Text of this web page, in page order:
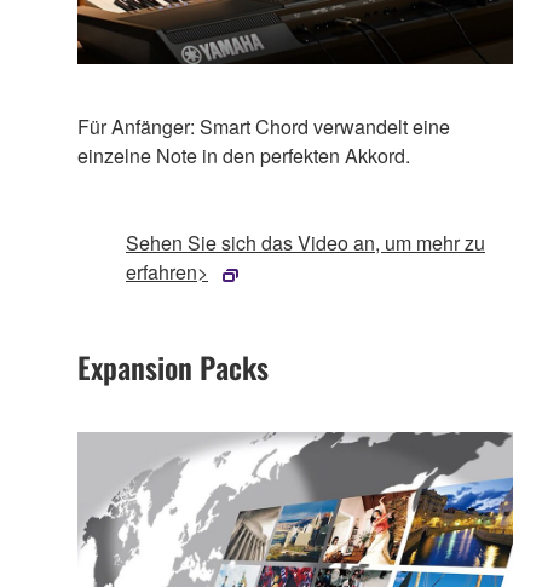
Für Anfänger: Smart Chord verwandelt eine
einzelne Note in den perfekten Akkord.
Sehen Sie sich das Video an, um mehr zu
erfahren>
Expansion Packs